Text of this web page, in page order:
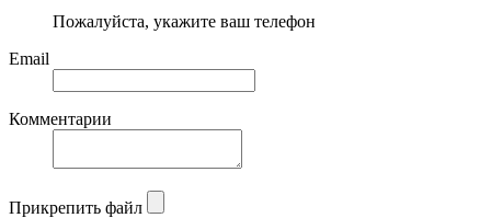
Пожалуйста, укажите ваш телефон
Email
Комментарии
Прикрепить файл